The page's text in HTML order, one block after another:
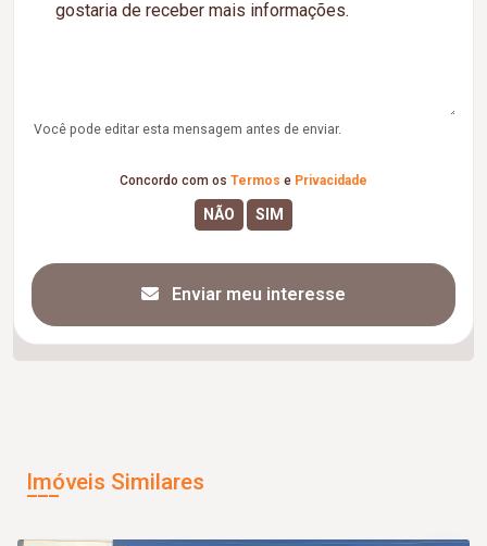
Você pode editar esta mensagem antes de enviar.
Concordo com os Termos e Privacidade
Enviar meu interesse
Imóveis Similares